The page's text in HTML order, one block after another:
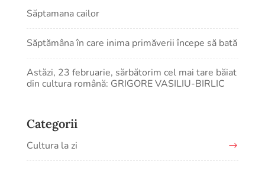
Săptamana cailor
Săptămâna în care inima primăverii începe să bată
Astăzi, 23 februarie, sărbătorim cel mai tare băiat
din cultura română: GRIGORE VASILIU-BIRLIC
Categorii
Cultura la zi